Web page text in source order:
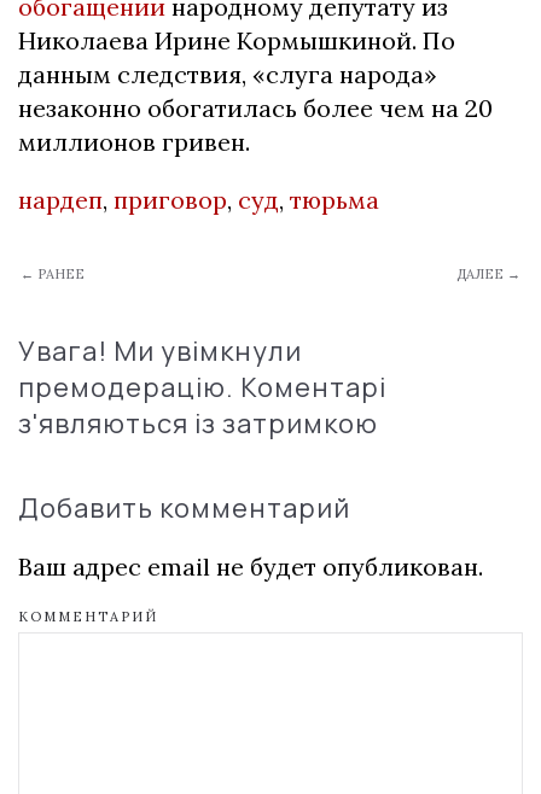
обогащении народному депутату из
Николаева Ирине Кормышкиной. По
данным следствия, «слуга народа»
незаконно обогатилась более чем на 20
миллионов гривен.
нардеп, приговор, суд, тюрьма
← РАНЕЕ ДАЛЕЕ →
Увага! Ми увімкнули
премодерацію. Коментарі
з'являються із затримкою
Добавить комментарий
Ваш адрес email не будет опубликован.
КОММЕНТАРИЙ